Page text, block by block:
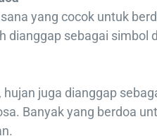
yang cocok untuk
dianggap sebagai simbol
juga dianggap
Banyak yang berdoa